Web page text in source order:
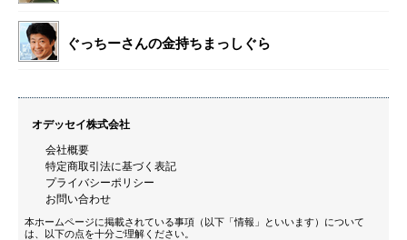
ぐっちーさんの金持ちまっしぐら
オデッセイ株式会社
会社概要
特定商取引法に基づく表記
プライバシーポリシー
お問い合わせ
本ホームページに掲載されている事項（以下「情報」といいます）について
は、以下の点を十分ご理解ください。